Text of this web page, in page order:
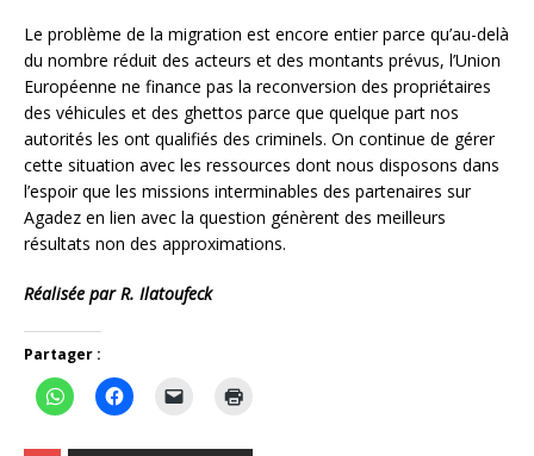
Le problème de la migration est encore entier parce qu’au-delà
du nombre réduit des acteurs et des montants prévus, l’Union
Européenne ne finance pas la reconversion des propriétaires
des véhicules et des ghettos parce que quelque part nos
autorités les ont qualifiés des criminels. On continue de gérer
cette situation avec les ressources dont nous disposons dans
l’espoir que les missions interminables des partenaires sur
Agadez en lien avec la question génèrent des meilleurs
résultats non des approximations.
Réalisée par R. Ilatoufeck
Partager :